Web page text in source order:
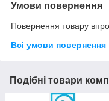
Умови повернення
Повернення товару
Всі умови повернення
Подібні товари